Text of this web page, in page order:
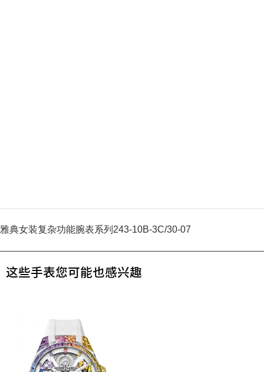
雅典女装复杂功能腕表系列243-10B-3C/30-07
这些手表您可能也感兴趣